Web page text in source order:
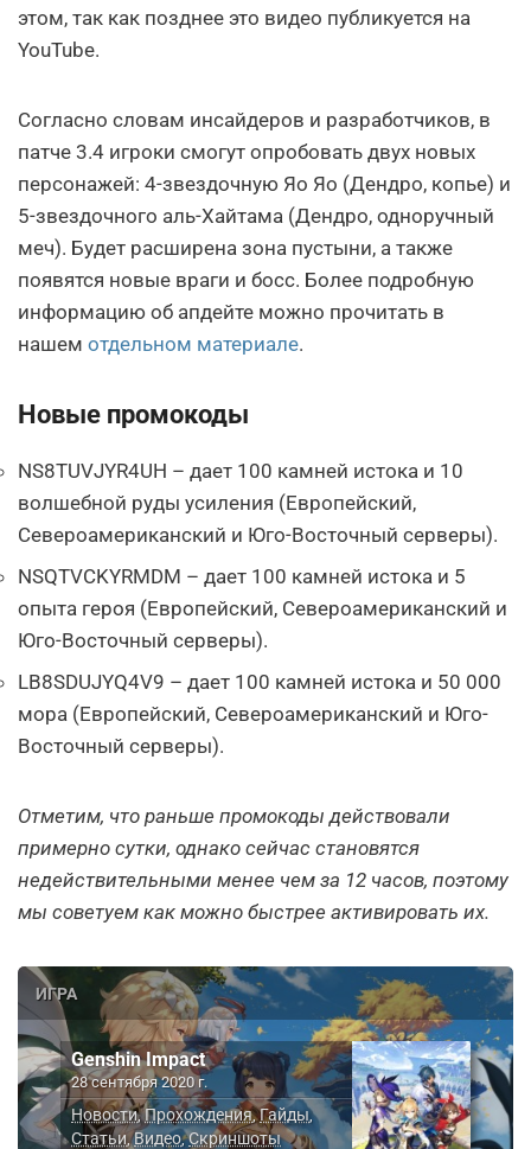
этом, так как позднее это видео публикуется на
YouTube.
Согласно словам инсайдеров и разработчиков, в
патче 3.4 игроки смогут опробовать двух новых
персонажей: 4-звездочную Яо Яо (Дендро, копье) и
5-звездочного аль-Хайтама (Дендро, одноручный
меч). Будет расширена зона пустыни, а также
появятся новые враги и босс. Более подробную
информацию об апдейте можно прочитать в
нашем отдельном материале.
Новые промокоды
NS8TUVJYR4UH – дает 100 камней истока и 10
волшебной руды усиления (Европейский,
Североамериканский и Юго-Восточный серверы).
NSQTVCKYRMDM – дает 100 камней истока и 5
опыта героя (Европейский, Североамериканский и
Юго-Восточный серверы).
LB8SDUJYQ4V9 – дает 100 камней истока и 50 000
мора (Европейский, Североамериканский и Юго-
Восточный серверы).
Отметим, что раньше промокоды действовали
примерно сутки, однако сейчас становятся
недействительными менее чем за 12 часов, поэтому
мы советуем как можно быстрее активировать их.
ИГРА
Genshin Impact
28 сентября 2020 г.
Новости,Прохождения,Гайды,
Статьи ,Видео,Скриншоты